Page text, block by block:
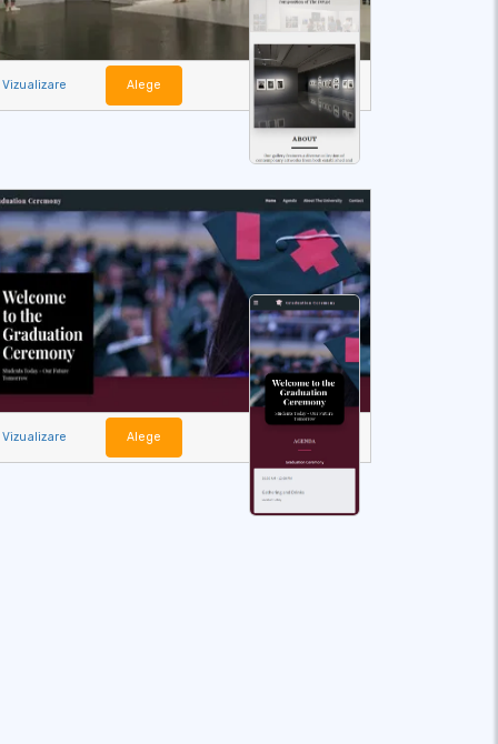
Vizualizare Alege
Vizualizare Alege